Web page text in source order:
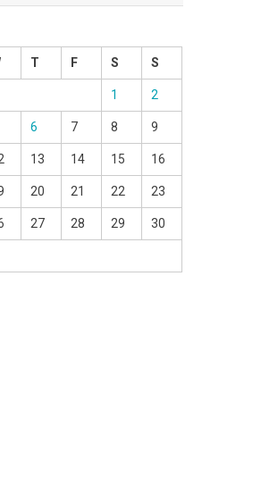
T F S S
1 2
6 7 8 9
13 14 15 16
20 21 22 23
27 28 29 30